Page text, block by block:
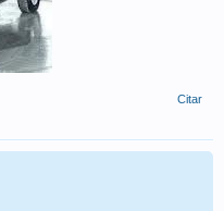
Citar